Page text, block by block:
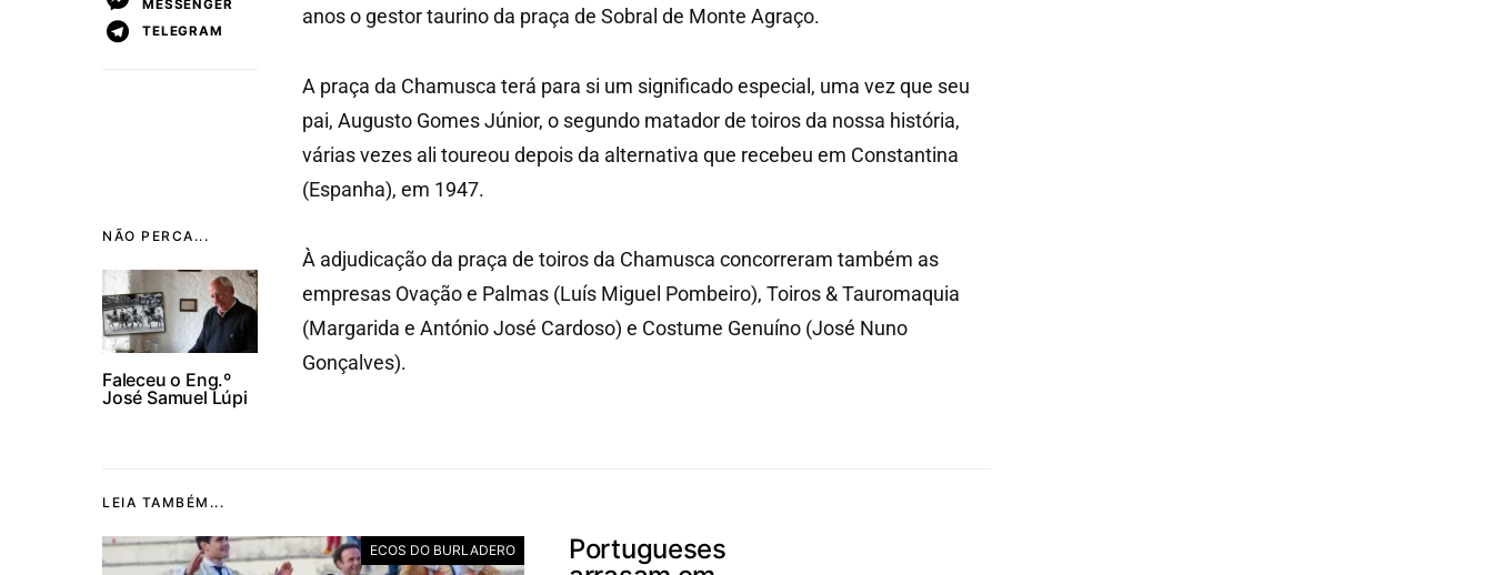
NÃO PERCA...
Faleceu o Eng.º
José Samuel Lúpi
MESSENGER
TELEGRAM
anos o gestor taurino da praça de Sobral de Monte Agraço.
A praça da Chamusca terá para si um significado especial, uma vez que seu
pai, Augusto Gomes Júnior, o segundo matador de toiros da nossa história,
várias vezes ali toureou depois da alternativa que recebeu em Constantina
(Espanha), em 1947.
À adjudicação da praça de toiros da Chamusca concorreram também as
empresas Ovação e Palmas (Luís Miguel Pombeiro), Toiros & Tauromaquia
(Margarida e António José Cardoso) e Costume Genuíno (José Nuno
Gonçalves).
LEIA TAMBÉM...
ECOS DO BURLADERO
Portugueses